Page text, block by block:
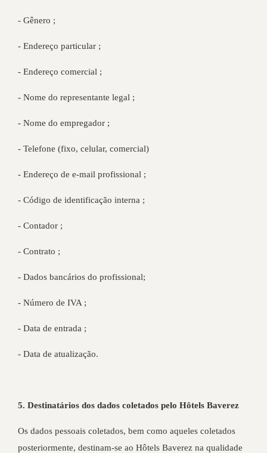
- Gênero ;
- Endereço particular ;
- Endereço comercial ;
- Nome do representante legal ;
- Nome do empregador ;
- Telefone (fixo, celular, comercial)
- Endereço de e-mail profissional ;
- Código de identificação interna ;
- Contador ;
- Contrato ;
- Dados bancários do profissional;
- Número de IVA ;
- Data de entrada ;
- Data de atualização.
5. Destinatários dos dados coletados pelo Hôtels Baverez
Os dados pessoais coletados, bem como aqueles coletados
posteriormente, destinam-se ao Hôtels Baverez na qualidade